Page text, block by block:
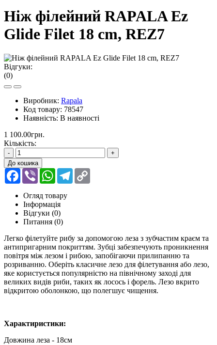
Ніж філейний RAPALA Ez
Glide Filet 18 cm, REZ7
Відгуки:
(0)
Виробник: Rapala
Код товару: 78547
Наявність: В наявності
1 100.00грн.
Кількість:
-
+
До кошика
Facebook
Viber WhatsApp
Telegram
Огляд товару
Інформація
Відгуки (0)
Питання (0)
Легко філетуйте рибу за допомогою леза з зубчастим краєм та
антипригарним покриттям. Зубці забезпечують проникнення
повітря між лезом і рибою, запобігаючи прилипанню та
розриванню. Оберіть класичне лезо для філетування або лезо,
яке користується популярністю на північному заході для
великих видів риби, таких як лосось і форель. Лезо вкрито
відкритою оболонкою, що полегшує чищення.
Характиристики:
Довжина леза - 18см